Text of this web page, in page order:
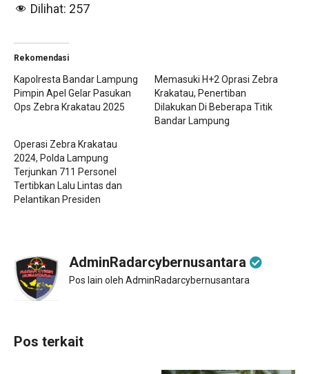
Dilihat: 257
Rekomendasi
Kapolresta Bandar Lampung
Pimpin Apel Gelar Pasukan
Ops Zebra Krakatau 2025
Memasuki H+2 Oprasi Zebra
Krakatau, Penertiban
Dilakukan Di Beberapa Titik
Bandar Lampung
Operasi Zebra Krakatau
2024, Polda Lampung
Terjunkan 711 Personel
Tertibkan Lalu Lintas dan
Pelantikan Presiden
AdminRadarcybernusantara
Pos lain oleh AdminRadarcybernusantara
Pos terkait